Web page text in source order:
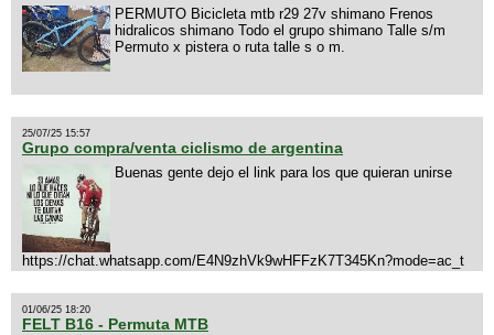
PERMUTO Bicicleta mtb r29 27v shimano Frenos
hidralicos shimano Todo el grupo shimano Talle s/m
Permuto x pistera o ruta talle s o m.
25/07/25 15:57
Grupo compra/venta ciclismo de argentina
Buenas gente dejo el link para los que quieran unirse
https://chat.whatsapp.com/E4N9zhVk9wHFFzK7T345Kn?mode=ac_t
01/06/25 18:20
FELT B16 - Permuta MTB